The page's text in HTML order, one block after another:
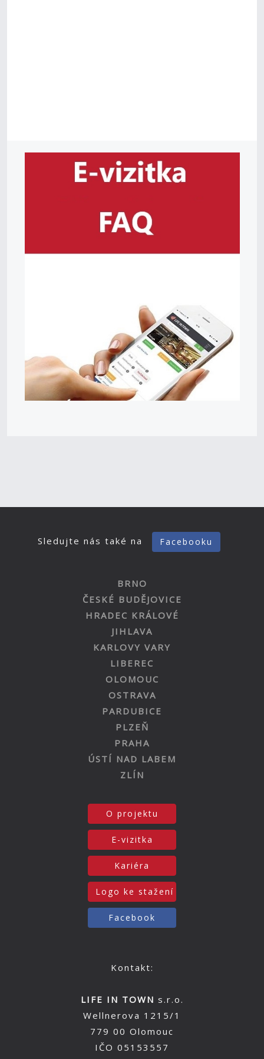
Sledujte nás také na Facebooku
BRNO
ČESKÉ BUDĚJOVICE
HRADEC KRÁLOVÉ
JIHLAVA
KARLOVY VARY
LIBEREC
OLOMOUC
OSTRAVA
PARDUBICE
PLZEŇ
PRAHA
ÚSTÍ NAD LABEM
ZLÍN
O projektu
E-vizitka
Kariéra
Logo ke stažení
Facebook
Kontakt:
LIFE IN TOWN s.r.o.
Wellnerova 1215/1
779 00 Olomouc
IČO 05153557